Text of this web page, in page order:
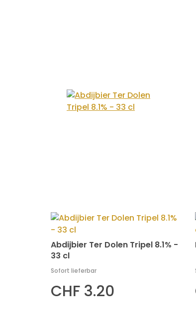
Abdijbier Ter Dolen Tripel 8.1% -
33 cl
Sofort lieferbar
CHF 3.20